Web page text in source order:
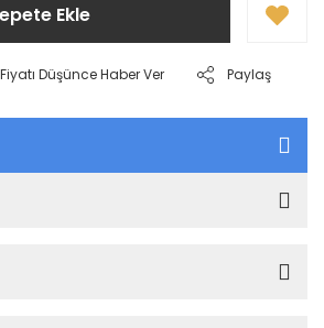
Ekle
Fiyatı Düşünce Haber Ver Paylaş